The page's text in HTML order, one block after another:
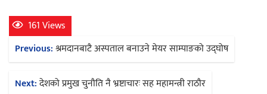
161 Views
Post
navigation
Previous:श्रमदानबाटै अस्पताल बनाउने मेयर साम्पाङको उद्घोष
Next:देशको प्रमुख चुनौति नै भ्रष्टाचारः सह महामन्त्री राठौर